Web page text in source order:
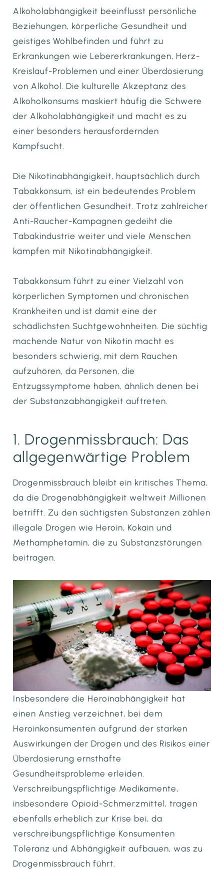
Alkoholabhängigkeit beeinflusst persönliche
Beziehungen, körperliche Gesundheit und
geistiges Wohlbefinden und führt zu
Erkrankungen wie Lebererkrankungen, Herz-
Kreislauf-Problemen und einer Überdosierung
von Alkohol. Die kulturelle Akzeptanz des
Alkoholkonsums maskiert häufig die Schwere
der Alkoholabhängigkeit und macht es zu
einer besonders herausfordernden
Kampfsucht.
Die Nikotinabhängigkeit, hauptsächlich durch
Tabakkonsum, ist ein bedeutendes Problem
der öffentlichen Gesundheit. Trotz zahlreicher
Anti-Raucher-Kampagnen gedeiht die
Tabakindustrie weiter und viele Menschen
kämpfen mit Nikotinabhängigkeit.
Tabakkonsum führt zu einer Vielzahl von
körperlichen Symptomen und chronischen
Krankheiten und ist damit eine der
schädlichsten Suchtgewohnheiten. Die süchtig
machende Natur von Nikotin macht es
besonders schwierig, mit dem Rauchen
aufzuhören, da Personen, die
Entzugssymptome haben, ähnlich denen bei
der Substanzabhängigkeit auftreten.
1. Drogenmissbrauch: Das
allgegenwärtige Problem
Drogenmissbrauch bleibt ein kritisches Thema,
da die Drogenabhängigkeit weltweit Millionen
betrifft. Zu den süchtigsten Substanzen zählen
illegale Drogen wie Heroin, Kokain und
Methamphetamin, die zu Substanzstörungen
beitragen.
Insbesondere die Heroinabhängigkeit hat
einen Anstieg verzeichnet, bei dem
Heroinkonsumenten aufgrund der starken
Auswirkungen der Drogen und des Risikos einer
Überdosierung ernsthafte
Gesundheitsprobleme erleiden.
Verschreibungspflichtige Medikamente,
insbesondere Opioid-Schmerzmittel, tragen
ebenfalls erheblich zur Krise bei, da
verschreibungspflichtige Konsumenten
Toleranz und Abhängigkeit aufbauen, was zu
Drogenmissbrauch führt.